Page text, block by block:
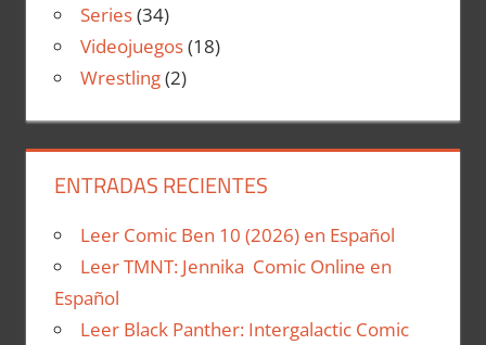
Series(34)
Videojuegos(18)
Wrestling(2)
ENTRADAS RECIENTES
Leer Comic Ben 10 (2026) en Español
Leer TMNT: Jennika Comic Online en
Español
Leer Black Panther: Intergalactic Comic